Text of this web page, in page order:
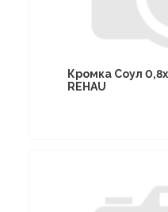
Кромка Соул
REHAU